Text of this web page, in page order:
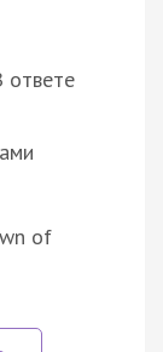
ответе
of